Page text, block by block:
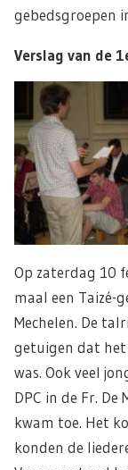
gebedsgroepen
Verslag van de
Op zaterdag 10
maal een Taizé-
Mechelen. De
getuigen dat
was. Ook veel
DPC in de Fr.
kwam toe. Het
konden de